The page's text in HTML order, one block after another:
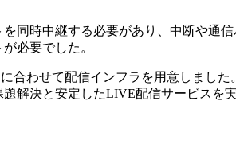
同時中継する必要があり、中断や通
必要でした。
合わせて配信インフラを用意しまし
解決と安定したLIVE配信サービスを実